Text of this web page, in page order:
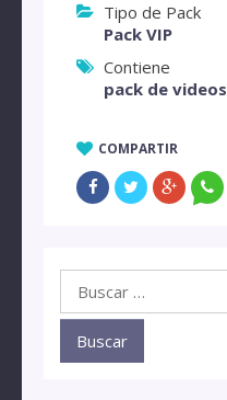
Tipo de Pack
Pack VIP
Contiene
pack de videos
COMPARTIR